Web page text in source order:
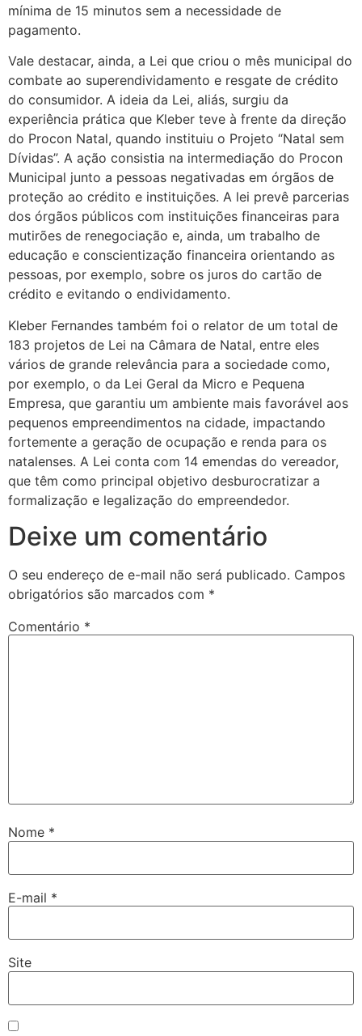
mínima de 15 minutos sem a necessidade de
pagamento.
Vale destacar, ainda, a Lei que criou o mês municipal do
combate ao superendividamento e resgate de crédito
do consumidor. A ideia da Lei, aliás, surgiu da
experiência prática que Kleber teve à frente da direção
do Procon Natal, quando instituiu o Projeto “Natal sem
Dívidas”. A ação consistia na intermediação do Procon
Municipal junto a pessoas negativadas em órgãos de
proteção ao crédito e instituições. A lei prevê parcerias
dos órgãos públicos com instituições financeiras para
mutirões de renegociação e, ainda, um trabalho de
educação e conscientização financeira orientando as
pessoas, por exemplo, sobre os juros do cartão de
crédito e evitando o endividamento.
Kleber Fernandes também foi o relator de um total de
183 projetos de Lei na Câmara de Natal, entre eles
vários de grande relevância para a sociedade como,
por exemplo, o da Lei Geral da Micro e Pequena
Empresa, que garantiu um ambiente mais favorável aos
pequenos empreendimentos na cidade, impactando
fortemente a geração de ocupação e renda para os
natalenses. A Lei conta com 14 emendas do vereador,
que têm como principal objetivo desburocratizar a
formalização e legalização do empreendedor.
Deixe um comentário
O seu endereço de e-mail não será publicado. Campos
obrigatórios são marcados com *
Comentário *
Nome *
E-mail *
Site